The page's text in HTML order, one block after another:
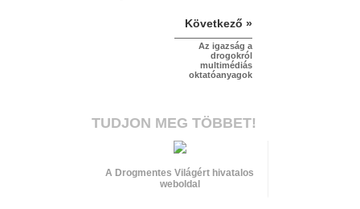
Következő »
Az igazság a
drogokról
multimédiás
oktatóanyagok
TUDJON MEG TÖBBET!
A Drogmentes Világért hivatalos
weboldal